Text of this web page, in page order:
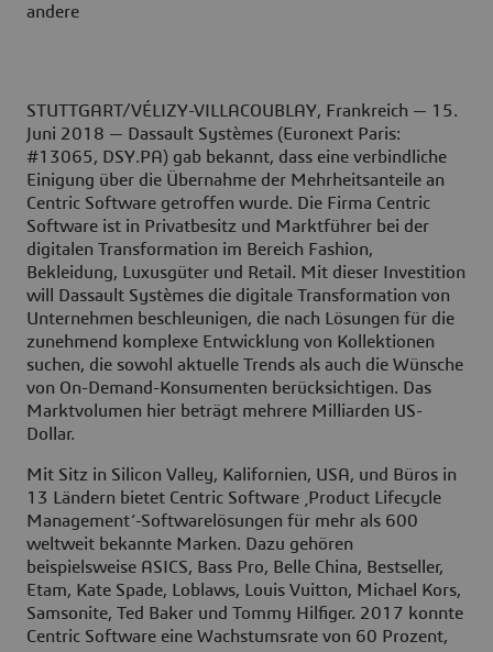
andere
STUTTGART/VÉLIZY-VILLACOUBLAY, Frankreich — 15.
Juni 2018 — Dassault Systèmes (Euronext Paris:
#13065, DSY.PA) gab bekannt, dass eine verbindliche
Einigung über die Übernahme der Mehrheitsanteile an
Centric Software getroffen wurde. Die Firma Centric
Software ist in Privatbesitz und Marktführer bei der
digitalen Transformation im Bereich Fashion,
Bekleidung, Luxusgüter und Retail. Mit dieser Investition
will Dassault Systèmes die digitale Transformation von
Unternehmen beschleunigen, die nach Lösungen für die
zunehmend komplexe Entwicklung von Kollektionen
suchen, die sowohl aktuelle Trends als auch die Wünsche
von On-Demand-Konsumenten berücksichtigen. Das
Marktvolumen hier beträgt mehrere Milliarden US-
Dollar.
Mit Sitz in Silicon Valley, Kalifornien, USA, und Büros in
13 Ländern bietet Centric Software ‚Product Lifecycle
Management‘-Softwarelösungen für mehr als 600
weltweit bekannte Marken. Dazu gehören
beispielsweise ASICS, Bass Pro, Belle China, Bestseller,
Etam, Kate Spade, Loblaws, Louis Vuitton, Michael Kors,
Samsonite, Ted Baker und Tommy Hilfiger. 2017 konnte
Centric Software eine Wachstumsrate von 60 Prozent,